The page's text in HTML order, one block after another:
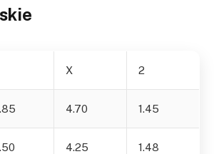
X 2
4.70 1.45
4.25 1.48